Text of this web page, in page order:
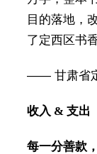
目的落地，
了定西区书
—— 甘肃省
收入 & 支出
每一分善款